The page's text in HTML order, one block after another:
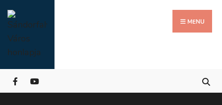
Skip
to
content
MENU
for:
Close